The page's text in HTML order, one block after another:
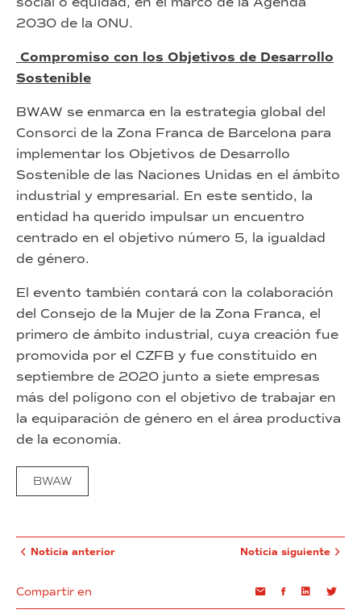
2030 de la ONU.
Compromiso con los Objetivos de Desarrollo
Sostenible
BWAW se enmarca en la estrategia global del
Consorci de la Zona Franca de Barcelona para
implementar los Objetivos de Desarrollo
Sostenible de las Naciones Unidas en el ámbito
industrial y empresarial. En este sentido, la
entidad ha querido impulsar un encuentro
centrado en el objetivo número 5, la igualdad
de género.
El evento también contará con la colaboración
del Consejo de la Mujer de la Zona Franca, el
primero de ámbito industrial, cuya creación fue
promovida por el CZFB y fue constituido en
septiembre de 2020 junto a siete empresas
más del polígono con el objetivo de trabajar en
la equiparación de género en el área productiva
de la economía.
BWAW
Noticia anterior
Compartir en EmailFacebookLinkedin
Noticia siguiente